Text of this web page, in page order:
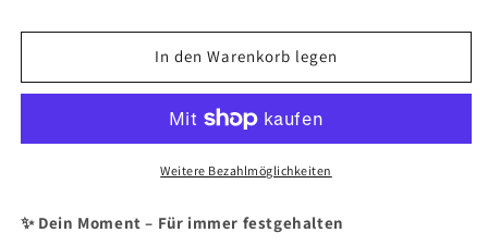
Diamonds
Circle
Diamonds
In den Warenkorb legen
Weitere Bezahlmöglichkeiten
✨ Dein Moment – Für immer festgehalten